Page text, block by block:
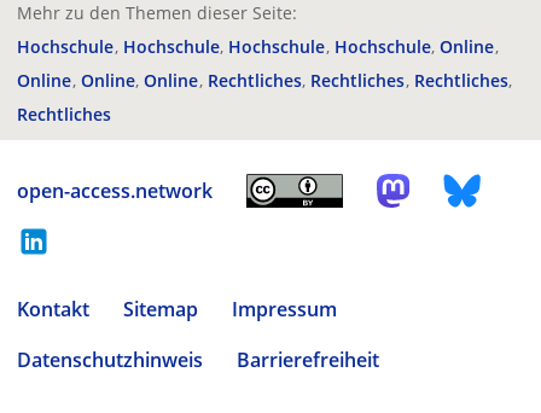
Mehr zu den Themen dieser Seite:
Hochschule Hochschule Hochschule Hochschule Online
Online Online Online Rechtliches Rechtliches Rechtliches
Rechtliches
open-access.network
Kontakt Sitemap
Impressum
Datenschutzhinweis
Barrierefreiheit